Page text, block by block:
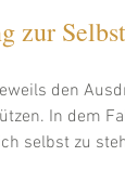
zur
den
In dem
selbst zu